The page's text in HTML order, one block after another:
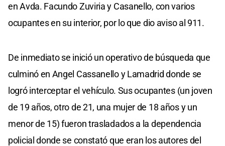
en Avda. Facundo Zuviria y Casanello, con varios
ocupantes en su interior, por lo que dio aviso al 911.
De inmediato se inició un operativo de búsqueda que
culminó en Angel Cassanello y Lamadrid donde se
logró interceptar el vehículo. Sus ocupantes (un joven
de 19 años, otro de 21, una mujer de 18 años y un
menor de 15) fueron trasladados a la dependencia
policial donde se constató que eran los autores del